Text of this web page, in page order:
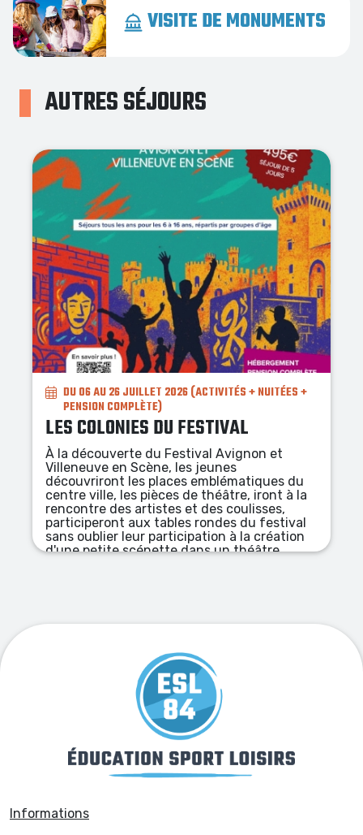
VISITE DE MONUMENTS
AUTRES SÉJOURS
+ NUITÉES +
et
du
iront à la
coulisses,
du festival
à la création
théâtre.
DU 03 AU 16 AOÛT 2026
COLONIES EN PROVENCE
travers des sports de pleine
en vélo, en canoë, en trottinette
tout terrain.
Informations